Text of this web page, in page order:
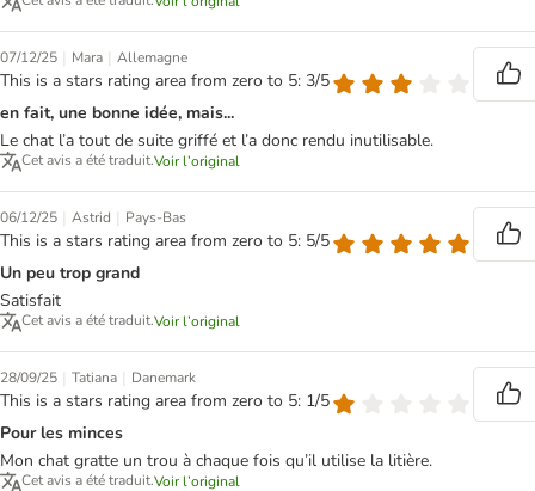
07/12/25 | Mara | Allemagne
This is a stars rating area from zero to 5: 3/5
en fait, une bonne idée, mais...
Le chat l’a tout de suite griffé et l’a donc rendu inutilisable.
Cet avis a été traduit.Voir l’original
06/12/25 | Astrid | Pays-Bas
This is a stars rating area from zero to 5: 5/5
Un peu trop grand
Satisfait
Cet avis a été traduit.Voir l’original
28/09/25 | Tatiana | Danemark
This is a stars rating area from zero to 5: 1/5
Pour les minces
Mon chat gratte un trou à chaque fois qu’il utilise la litière.
Cet avis a été traduit.Voir l’original